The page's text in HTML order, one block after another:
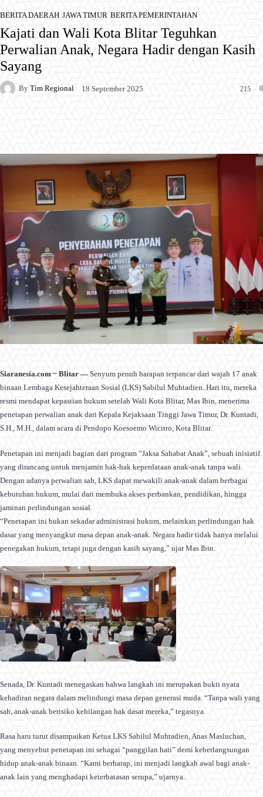
BERITA DAERAH JAWA TIMUR BERITA PEMERINTAHAN
Kajati dan Wali Kota Blitar Teguhkan
Perwalian Anak, Negara Hadir dengan Kasih
Sayang
By Tim Regional 18 September 2025 0
215
Siaranesia.com ~ Blitar — Senyum penuh harapan terpancar dari wajah 17 anak
binaan Lembaga Kesejahteraan Sosial (LKS) Sabilul Muhtadien. Hari itu, mereka
resmi mendapat kepastian hukum setelah Wali Kota Blitar, Mas Ibin, menerima
penetapan perwalian anak dari Kepala Kejaksaan Tinggi Jawa Timur, Dr. Kuntadi,
S.H., M.H., dalam acara di Pendopo Koesoemo Wicitro, Kota Blitar.
Penetapan ini menjadi bagian dari program “Jaksa Sahabat Anak”, sebuah inisiatif
yang dirancang untuk menjamin hak-hak keperdataan anak-anak tanpa wali.
Dengan adanya perwalian sah, LKS dapat mewakili anak-anak dalam berbagai
kebutuhan hukum, mulai dari membuka akses perbankan, pendidikan, hingga
jaminan perlindungan sosial.
“Penetapan ini bukan sekadar administrasi hukum, melainkan perlindungan hak
dasar yang menyangkut masa depan anak-anak. Negara hadir tidak hanya melalui
penegakan hukum, tetapi juga dengan kasih sayang,” ujar Mas Ibin.
Senada, Dr. Kuntadi menegaskan bahwa langkah ini merupakan bukti nyata
kehadiran negara dalam melindungi masa depan generasi muda. “Tanpa wali yang
sah, anak-anak berisiko kehilangan hak dasar mereka,” tegasnya.
Rasa haru turut disampaikan Ketua LKS Sabilul Muhtadien, Anas Masluchan,
yang menyebut penetapan ini sebagai “panggilan hati” demi keberlangsungan
hidup anak-anak binaan. “Kami berharap, ini menjadi langkah awal bagi anak-
anak lain yang menghadapi keterbatasan serupa,” ujarnya.